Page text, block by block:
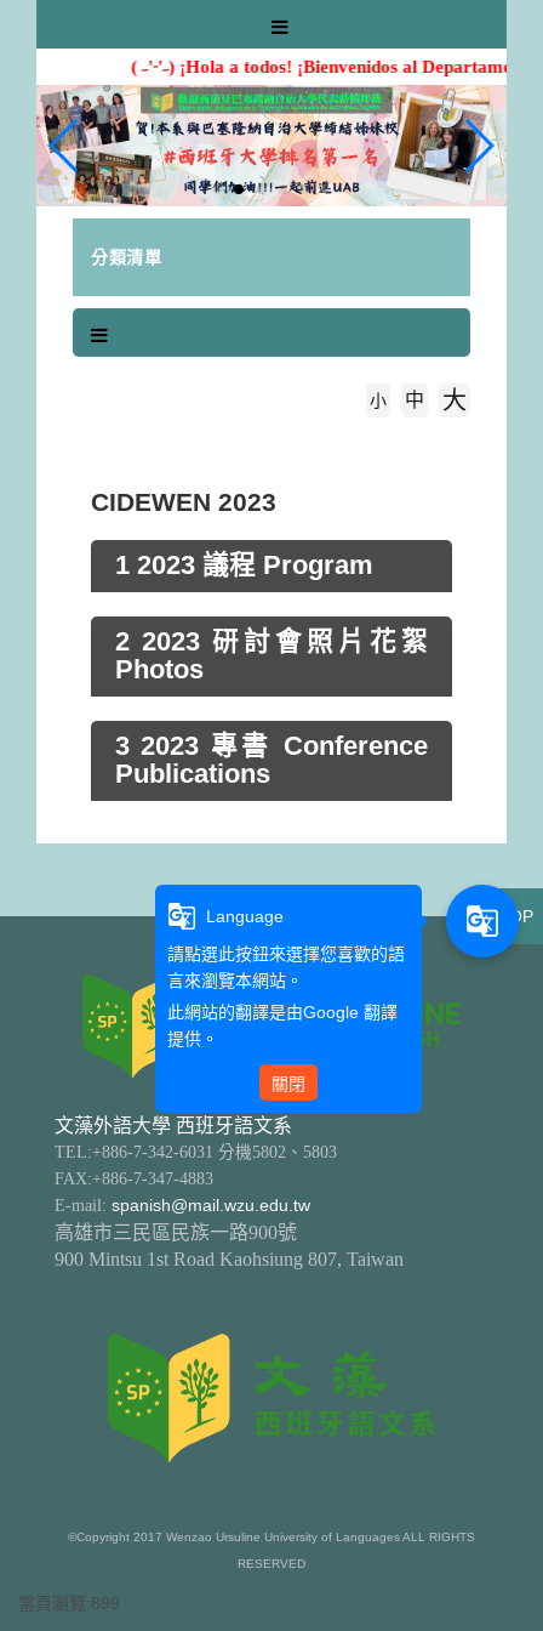
( ˶'ᵕ'˶) ¡Hola a todos! ¡Bienvenidos al Departamento
分類清單
小 中 大
CIDEWEN 2023
1 2023 議程 Program
2 2023 研討會照片花絮
Photos
3 2023 專書 Conference
Publications
文藻外語大學 西班牙語文系
TEL:+886-7-342-6031 分機5802、5803
FAX:+886-7-347-4883
E-mail: spanish@mail.wzu.edu.tw
高雄市三民區民族一路900號
900 Mintsu 1st Road Kaohsiung 807, Taiwan
©Copyright 2017 Wenzao Ursuline University of Languages ALL RIGHTS
RESERVED
當頁瀏覽:899
TOP
g_translate
Language
請點選此按鈕來選擇您喜歡的語
言來瀏覽本網站。
此網站的翻譯是由Google 翻譯
提供。
關閉
g_translate